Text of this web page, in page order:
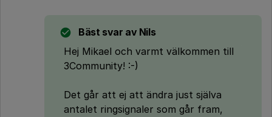
Bäst svar av Nils
Hej Mikael och varmt välkommen till
3Community! :-)
Det går att ej att ändra just själva
antalet ringsignaler som går fram,